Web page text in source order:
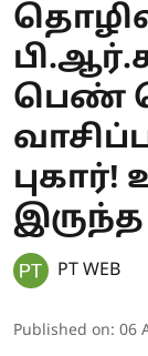
பெண்
PT WEB
Published on: 06